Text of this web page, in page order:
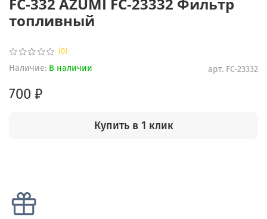
(0)
арт. FC-23332
Наличие: В наличии
топливный
700 ₽
Купить в 1 клик